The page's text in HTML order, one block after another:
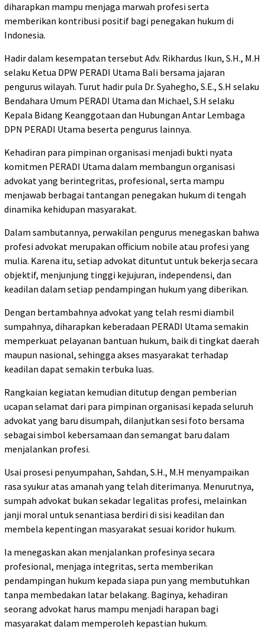
diharapkan mampu menjaga marwah profesi serta
memberikan kontribusi positif bagi penegakan hukum di
Indonesia.
Hadir dalam kesempatan tersebut Adv. Rikhardus Ikun, S.H., M.H
selaku Ketua DPW PERADI Utama Bali bersama jajaran
pengurus wilayah. Turut hadir pula Dr. Syahegho, S.E., S.H selaku
Bendahara Umum PERADI Utama dan Michael, S.H selaku
Kepala Bidang Keanggotaan dan Hubungan Antar Lembaga
DPN PERADI Utama beserta pengurus lainnya.
Kehadiran para pimpinan organisasi menjadi bukti nyata
komitmen PERADI Utama dalam membangun organisasi
advokat yang berintegritas, profesional, serta mampu
menjawab berbagai tantangan penegakan hukum di tengah
dinamika kehidupan masyarakat.
Dalam sambutannya, perwakilan pengurus menegaskan bahwa
profesi advokat merupakan officium nobile atau profesi yang
mulia. Karena itu, setiap advokat dituntut untuk bekerja secara
objektif, menjunjung tinggi kejujuran, independensi, dan
keadilan dalam setiap pendampingan hukum yang diberikan.
Dengan bertambahnya advokat yang telah resmi diambil
sumpahnya, diharapkan keberadaan PERADI Utama semakin
memperkuat pelayanan bantuan hukum, baik di tingkat daerah
maupun nasional, sehingga akses masyarakat terhadap
keadilan dapat semakin terbuka luas.
Rangkaian kegiatan kemudian ditutup dengan pemberian
ucapan selamat dari para pimpinan organisasi kepada seluruh
advokat yang baru disumpah, dilanjutkan sesi foto bersama
sebagai simbol kebersamaan dan semangat baru dalam
menjalankan profesi.
Usai prosesi penyumpahan, Sahdan, S.H., M.H menyampaikan
rasa syukur atas amanah yang telah diterimanya. Menurutnya,
sumpah advokat bukan sekadar legalitas profesi, melainkan
janji moral untuk senantiasa berdiri di sisi keadilan dan
membela kepentingan masyarakat sesuai koridor hukum.
Ia menegaskan akan menjalankan profesinya secara
profesional, menjaga integritas, serta memberikan
pendampingan hukum kepada siapa pun yang membutuhkan
tanpa membedakan latar belakang. Baginya, kehadiran
seorang advokat harus mampu menjadi harapan bagi
masyarakat dalam memperoleh kepastian hukum.